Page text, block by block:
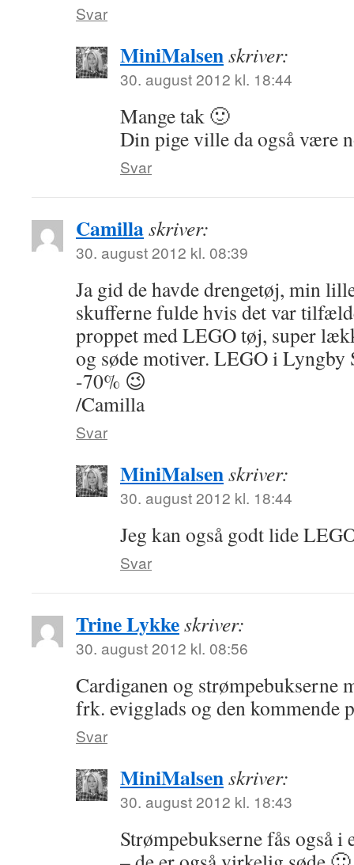
Svar
MiniMalsenskriver:
30. august 2012 kl. 18:44
Mange tak 🙂
Din pige ville da også være
Svar
Camillaskriver:
30. august 2012 kl. 08:39
Ja gid de havde drengetøj, min
skufferne fulde hvis det var
proppet med LEGO tøj, super
og søde motiver. LEGO i Lyngby
-70% 😉
/Camilla
Svar
MiniMalsenskriver:
30. august 2012 kl. 18:44
Jeg kan også godt lide
Svar
Trine Lykkeskriver:
30. august 2012 kl. 08:56
Cardiganen og strømpebukserne
frk. evigglads og den kommende
Svar
MiniMalsenskriver:
30. august 2012 kl. 18:43
Strømpebukserne fås også i